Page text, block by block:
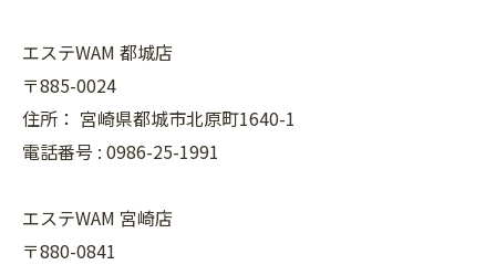
エステWAM 都城店
〒885-0024
住所： 宮崎県都城市北原町1640-1
電話番号 : 0986-25-1991
エステWAM 宮崎店
〒880-0841